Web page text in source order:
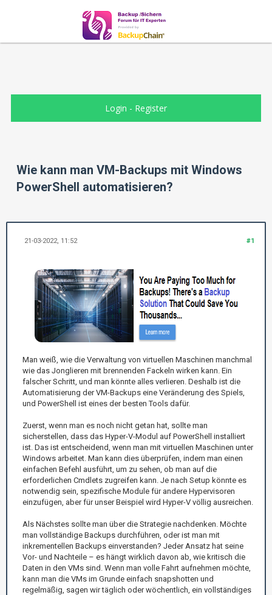
Login - Register
Wie kann man VM-Backups mit Windows
PowerShell automatisieren?
#1
21-03-2022, 11:52
Man weiß, wie die Verwaltung von virtuellen Maschinen manchmal
wie das Jonglieren mit brennenden Fackeln wirken kann. Ein
falscher Schritt, und man könnte alles verlieren. Deshalb ist die
Automatisierung der VM-Backups eine Veränderung des Spiels,
und PowerShell ist eines der besten Tools dafür.
Zuerst, wenn man es noch nicht getan hat, sollte man
sicherstellen, dass das Hyper-V-Modul auf PowerShell installiert
ist. Das ist entscheidend, wenn man mit virtuellen Maschinen unter
Windows arbeitet. Man kann dies überprüfen, indem man einen
einfachen Befehl ausführt, um zu sehen, ob man auf die
erforderlichen Cmdlets zugreifen kann. Je nach Setup könnte es
notwendig sein, spezifische Module für andere Hypervisoren
einzufügen, aber für unser Beispiel wird Hyper-V völlig ausreichen.
Als Nächstes sollte man über die Strategie nachdenken. Möchte
man vollständige Backups durchführen, oder ist man mit
inkrementellen Backups einverstanden? Jeder Ansatz hat seine
Vor- und Nachteile – es hängt wirklich davon ab, wie kritisch die
Daten in den VMs sind. Wenn man volle Fahrt aufnehmen möchte,
kann man die VMs im Grunde einfach snapshotten und
regelmäßig, sagen wir täglich oder wöchentlich, ein vollständiges